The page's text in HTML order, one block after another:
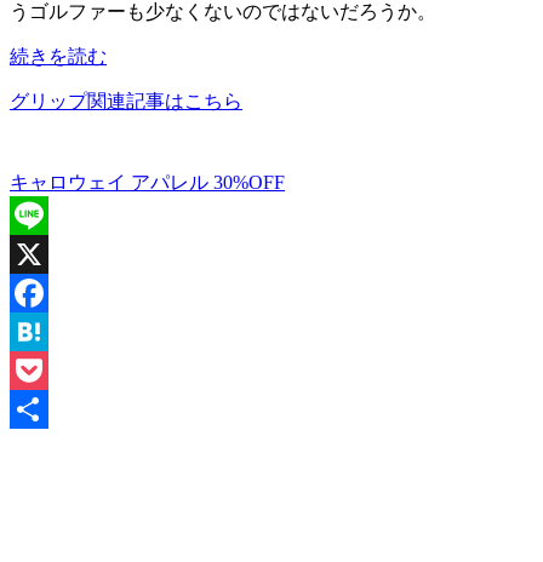
うゴルファーも少なくないのではないだろうか。
続きを読む
グリップ関連記事はこちら
キャロウェイ アパレル 30%OFF
Line
X
Facebook
Hatena
Pocket